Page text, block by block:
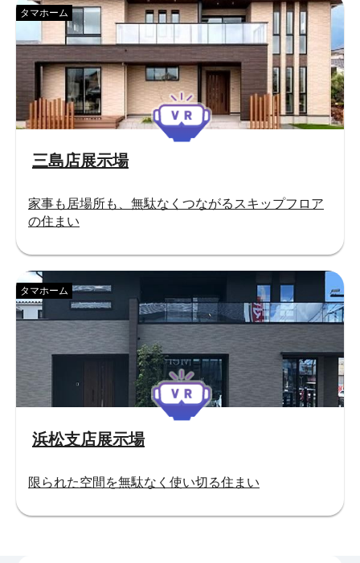
三島店展示場
タマホーム
家事も居場所も、無駄なくつながるスキップフロア
の住まい
浜松支店展示場
タマホーム
限られた空間を無駄なく使い切る住まい